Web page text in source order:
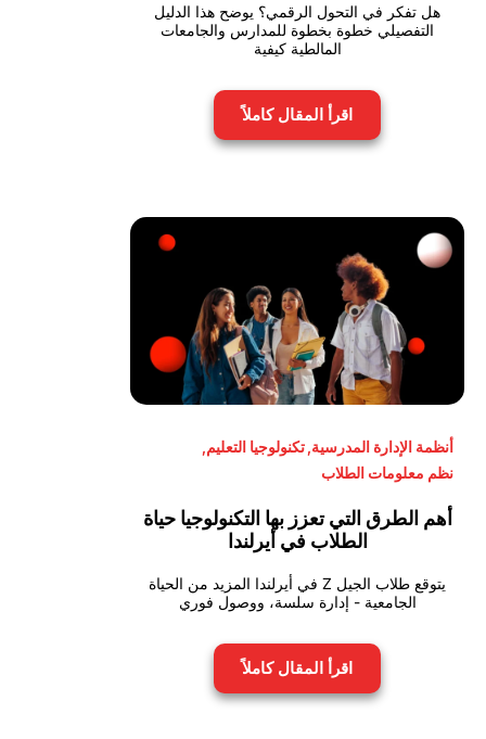
هل تفكر في التحول الرقمي؟ يوضح هذا الدليل
التفصيلي خطوة بخطوة للمدارس والجامعات
المالطية كيفية
اقرأ المقال كاملاً
أنظمة الإدارة المدرسية,تكنولوجيا التعليم,
نظم معلومات الطلاب
أهم الطرق التي تعزز بها التكنولوجيا حياة
الطلاب في أيرلندا
يتوقع طلاب الجيل Z في أيرلندا المزيد من الحياة
الجامعية - إدارة سلسة، ووصول فوري
اقرأ المقال كاملاً